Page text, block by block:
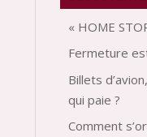
« HOME
Fermeture
Billets
qui paie ?
Comment